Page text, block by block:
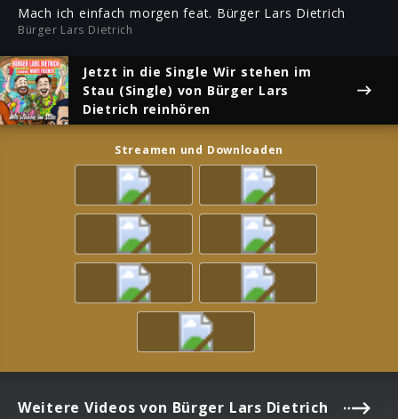
Mach ich einfach morgen feat. Bürger Lars Dietrich
Bürger Lars Dietrich
Jetzt in die Single Wir stehen im
Stau (Single) von Bürger Lars
Dietrich reinhören
Streamen und Downloaden
Weitere Videos von Bürger Lars Dietrich